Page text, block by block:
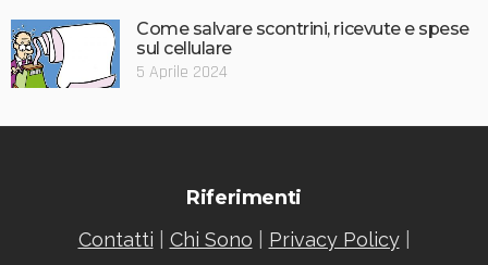
Come salvare scontrini, ricevute e spese
sul cellulare
5 Aprile 2024
Riferimenti
Contatti Chi Sono Privacy Policy|